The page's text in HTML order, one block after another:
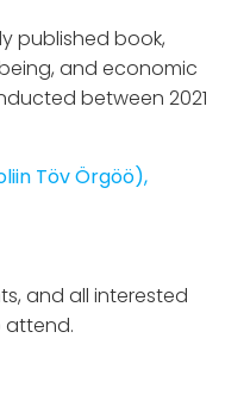
published book,
and economic
between 2021
Töv Örgöö),
and all interested
attend.